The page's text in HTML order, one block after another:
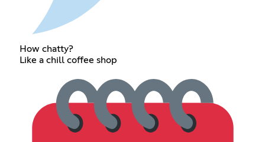
How chatty?
Like a chill coffee shop